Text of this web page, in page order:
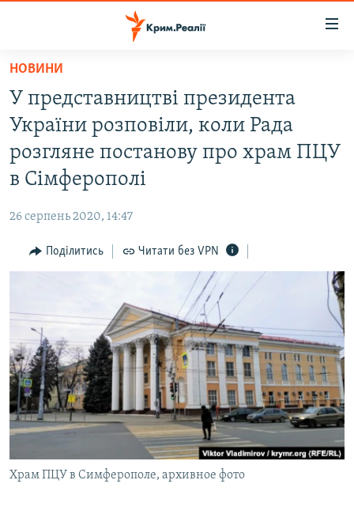
Перейти
основного
матеріалу
Перейти
до
основної
Перейти
пошуку
ВОДА.КРИМ
ВІДЕО ТА ФОТО
ПОЛІТИКА
ПОГЛЯД
ІНТЕРВ'Ю
СПЕЦПРОЕКТИ
ДЕПОРТАЦІЯ
ВІДЕОУРОКИ «ELIFBE»
СВІДЧЕННЯ ОКУПАЦІЇ
УКРАЇНСЬКА ПРОБЛЕМА КРИМУ
ЯК ОБІЙТИ БЛОКУВАННЯ
Русский
Qırımtatar
НОВИНИ
У представництві президента
України розповіли, коли Рада
розгляне постанову про храм ПЦУ
в Сімферополі
26 серпень 2020, 14:47
Поділитись Читати без VPN
Храм ПЦУ в Симферополе, архивное фото